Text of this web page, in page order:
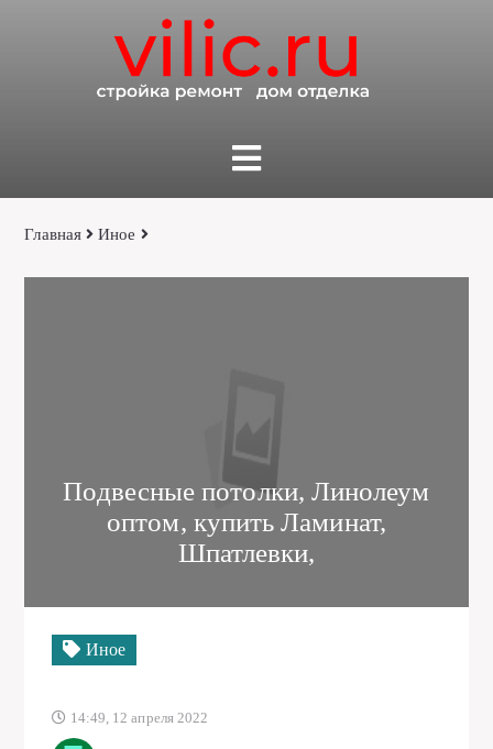
Главная Иное
Подвесные потолки, Линолеум
оптом, купить Ламинат,
Шпатлевки,
Иное
14:49, 12 апреля 2022